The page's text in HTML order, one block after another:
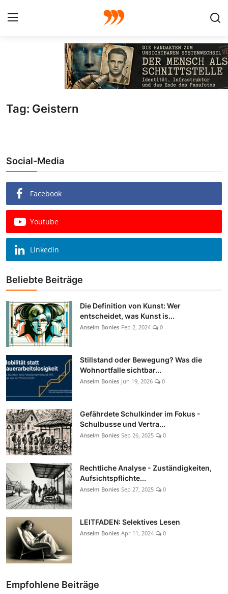
Galerie
Redaktion
Beiträge
Vorproduktion
Tag: Geistern
Social-Media
Facebook
Youtube
Linkedin
Beliebte Beiträge
Die Definition von Kunst: Wer
entscheidet, was Kunst is...
Anselm Bonies Feb 2, 2024 0
Stillstand oder Bewegung? Was die
Wohnortfalle sichtbar...
Anselm Bonies Jun 19, 2026 0
Gefährdete Schulkinder im Fokus -
Schulbusse und Vertra...
Anselm Bonies Sep 26, 2025 0
Rechtliche Analyse - Zuständigkeiten,
Aufsichtspflichte...
Anselm Bonies Sep 27, 2025 0
LEITFADEN: Selektives Lesen
Anselm Bonies Apr 11, 2024 0
Empfohlene Beiträge